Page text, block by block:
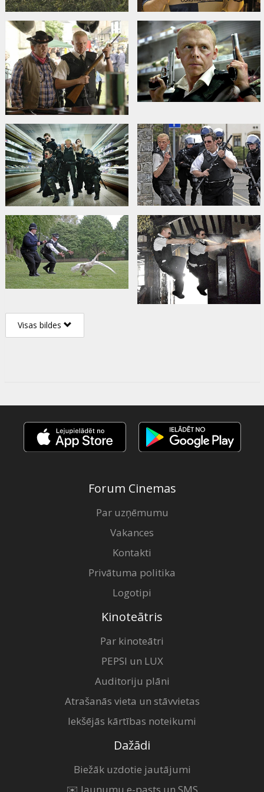
Visas bildes
Forum Cinemas
Par uzņēmumu
Vakances
Kontakti
Privātuma politika
Logotipi
Kinoteātris
Par kinoteātri
PEPSI un LUX
Auditoriju plāni
Atrašanās vieta un stāvvietas
Iekšējās kārtības noteikumi
Dažādi
Biežāk uzdotie jautājumi